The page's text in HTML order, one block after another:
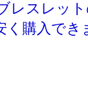
レスレッ
く購入でき